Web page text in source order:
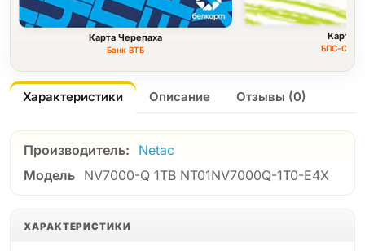
Карта Черепаха
Банк ВТБ
Карта
БПС-
Характеристики Описание Отзывы (0)
Производитель:
Netac
Модель NV7000-Q 1TB NT01NV7000Q-1T0-E4X
ХАРАКТЕРИСТИКИ